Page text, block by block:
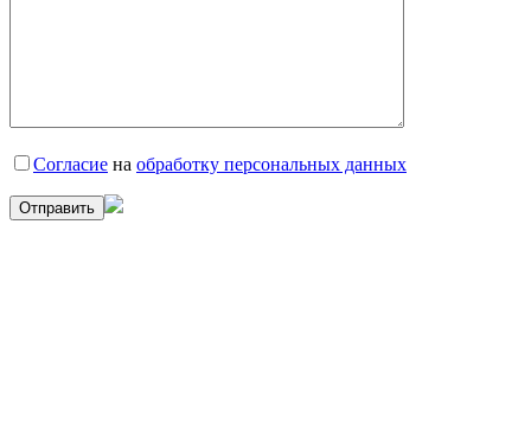
Согласие на обработку персональных данных